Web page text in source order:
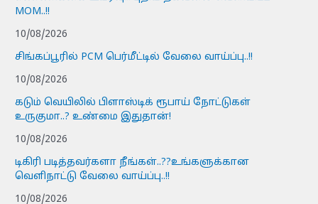
MOM..!!
10/08/2026
சிங்கப்பூரில் PCM பெர்மீட்டில் வேலை வாய்ப்பு..!!
10/08/2026
கடும் வெயிலில் பிளாஸ்டிக் ரூபாய் நோட்டுகள்
உருகுமா..? உண்மை இதுதான்!
10/08/2026
டிகிரி படித்தவர்களா நீங்கள்..??உங்களுக்கான
வெளிநாட்டு வேலை வாய்ப்பு..!!
10/08/2026